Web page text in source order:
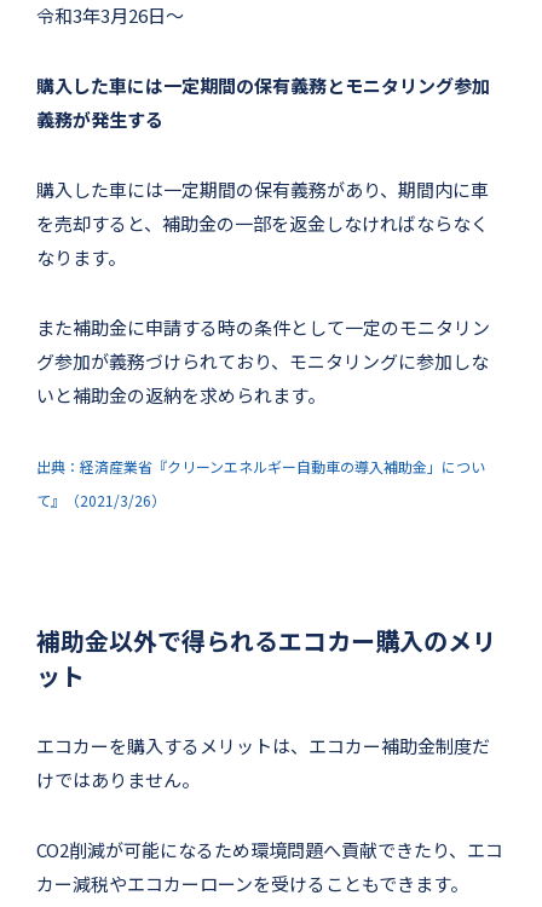
令和3年3月26日〜
購入した車には一定期間の保有義務とモニタリング参加
義務が発生する
購入した車には一定期間の保有義務があり、期間内に車
を売却すると、補助金の一部を返金しなければならなく
なります。
また補助金に申請する時の条件として一定のモニタリン
グ参加が義務づけられており、モニタリングに参加しな
いと補助金の返納を求められます。
出典：経済産業省『クリーンエネルギー自動車の導入補助金」につい
て』（2021/3/26）
補助金以外で得られるエコカー購入のメリ
ット
エコカーを購入するメリットは、エコカー補助金制度だ
けではありません。
CO2削減が可能になるため環境問題へ貢献できたり、エコ
カー減税やエコカーローンを受けることもできます。